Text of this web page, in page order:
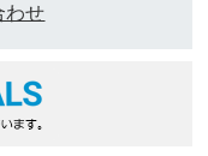
わせ